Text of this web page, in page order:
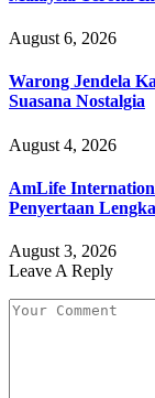
August 6, 2026
Warong Jendela
Suasana Nostalgia
August 4, 2026
AmLife
Penyertaan
August 3, 2026
Leave A Reply